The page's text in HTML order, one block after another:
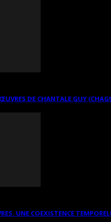
DE CHANTALE GUY
UNE COEXISTENCE